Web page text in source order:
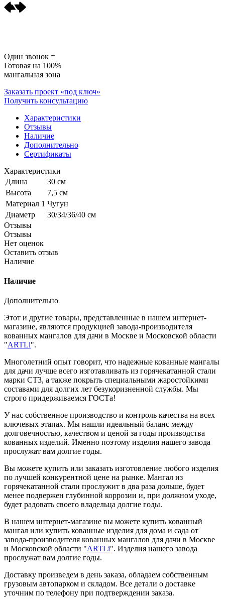
Один звонок =
Готовая на 100%
мангальная зона
Заказать проект «под ключ»
Получить консультацию
Характеристики
Отзывы
Наличие
Дополнительно
Сертификаты
Характеристики
Длина
30 см
Высота
7,5 см
Материал 1 Чугун
Диаметр
30/34/36/40 см
Отзывы
Отзывы
Нет оценок
Оставить отзыв
Наличие
Наличие
Дополнительно
Этот и другие товары, представленные в нашем интернет-
магазине, являются продукцией завода-производителя
кованных мангалов для дачи в Москве и Московской области
"ARTLi".
Многолетний опыт говорит, что надежные кованные мангалы
для дачи лучше всего изготавливать из горячекатанной стали
марки СТ3, а также покрыть специальными жаростойкими
составами для долгих лет безукоризненной службы. Мы
строго придерживаемся ГОСТа!
У нас собственное производство и контроль качества на всех
ключевых этапах. Мы нашли идеальный баланс между
долговечностью, качеством и ценой за годы производства
кованных изделий. Именно поэтому изделия нашего завода
прослужат вам долгие годы.
Вы можете купить или заказать изготовление любого изделия
по лучшей конкурентной цене на рынке. Мангал из
горячекатанной стали прослужит в два раза дольше, будет
менее подвержен глубинной коррозии и, при должном уходе,
будет радовать своего владельца долгие годы.
В нашем интернет-магазине вы можете купить кованный
мангал или купить кованные изделия для дома и сада от
завода-производителя кованных мангалов для дачи в Москве
и Московской области "ARTLi". Изделия нашего завода
прослужат вам долгие годы.
Доставку произведем в день заказа, обладаем собственным
грузовым автопарком и складом. Все детали о доставке
уточним по телефону при подтверждении заказа.